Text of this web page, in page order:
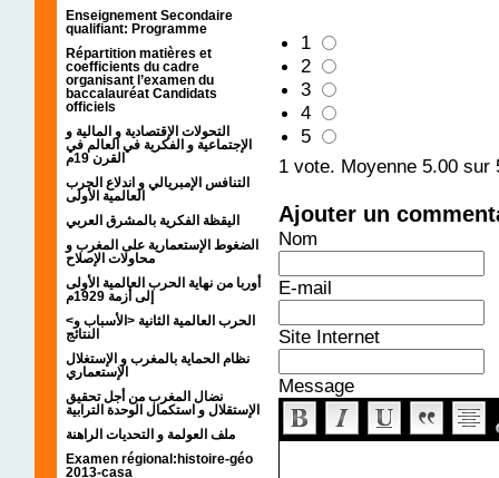
Enseignement Secondaire
qualifiant: Programme
Répartition matières et
coefficients du cadre
organisant l’examen du
baccalauréat Candidats
officiels
التحولات الإقتصادية و المالية و
الإجتماعية و الفكرية في العالم في
القرن 19م
التنافس الإمبريالي و اندلاع الحرب
العالمية الأولى
اليقظة الفكرية بالمشرق العربي
الضغوط الإستعمارية على المغرب و
محاولات الإصلاح
أوربا من نهاية الحرب العالمية الأولى
إلى أزمة 1929م
<الحرب العالمية الثانية <الأسباب و
النتائج
نظام الحماية بالمغرب و الإستغلال
الإستعماري
نضال المغرب من أجل تحقيق
الإستقلال و استكمال الوحدة الترابية
ملف العولمة و التحديات الراهنة
Examen régional:histoire-géo
2013-casa
1
2
3
4
5
1 vote. Moyenne 5.00 sur
Ajouter un
Nom
E-mail
Site Internet
Message